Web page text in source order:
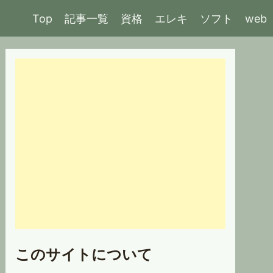
Top 記事一覧 資格 エレキ ソフト web
このサイトについて